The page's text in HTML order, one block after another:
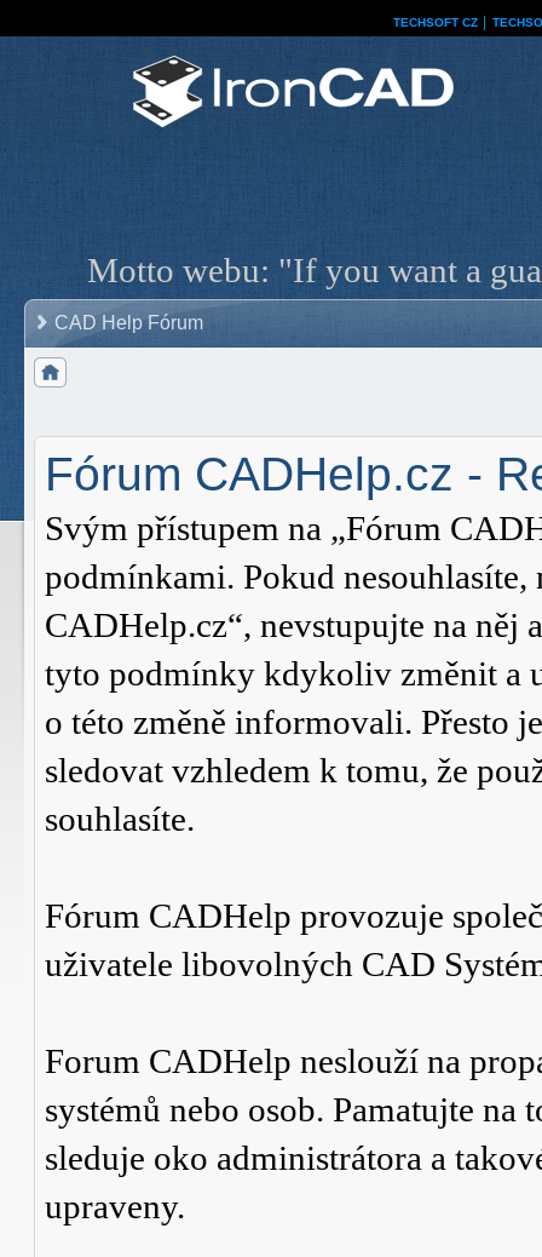
TECHSOFT CZ
Motto webu: "If you want a
CAD Help Fórum
Fórum CADHelp.cz -
Svým přístupem na „Fórum
podmínkami. Pokud
CADHelp.cz“, nevstupujte na něj
tyto podmínky kdykoliv změnit a
o této změně informovali. Přesto
sledovat vzhledem k tomu, že
souhlasíte.
Fórum CADHelp provozuje
uživatele libovolných CAD
Forum CADHelp neslouží na
systémů nebo osob. Pamatujte
sleduje oko administrátora a
upraveny.